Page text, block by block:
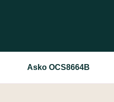
Asko OCS8664B